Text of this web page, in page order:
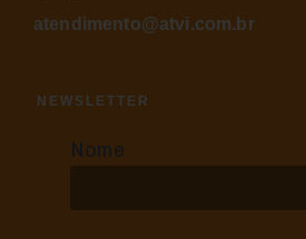
atendimento@atvi.com.br
NEWSLETTER
Nome